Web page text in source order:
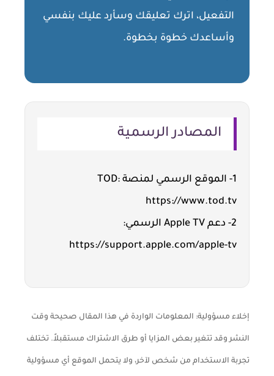
التفعيل، اترك تعليقك وسأرد عليك بنفسي
وأساعدك خطوة بخطوة.
المصادر الرسمية
1- الموقع الرسمي لمنصة TOD:
https://www.tod.tv
2- دعم Apple TV الرسمي:
https://support.apple.com/apple-tv
إخلاء مسؤولية: المعلومات الواردة في هذا المقال صحيحة وقت
النشر وقد تتغير بعض المزايا أو طرق الاشتراك مستقبلاً. تختلف
تجربة الاستخدام من شخص لآخر، ولا يتحمل الموقع أي مسؤولية